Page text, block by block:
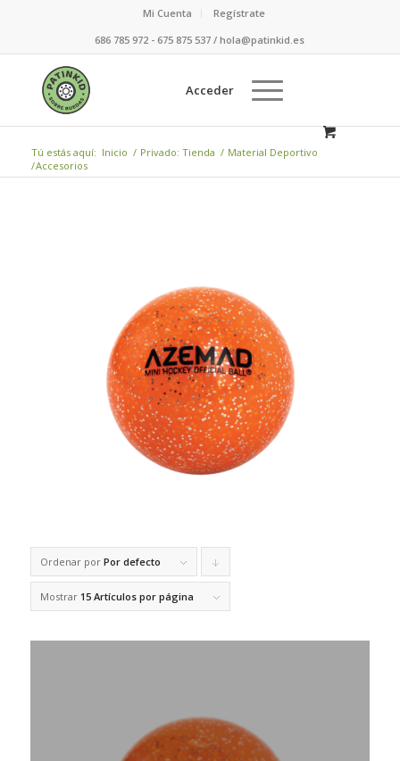
Mi Cuenta
Regístrate
686 785 972 - 675 875 537 / hola@patinkid.es
Acceder
Tú estás aquí: Inicio / Privado: Tienda / Material Deportivo
/Accesorios
Ordenar por Por defecto
de
Mostrar 15 Artículos por página